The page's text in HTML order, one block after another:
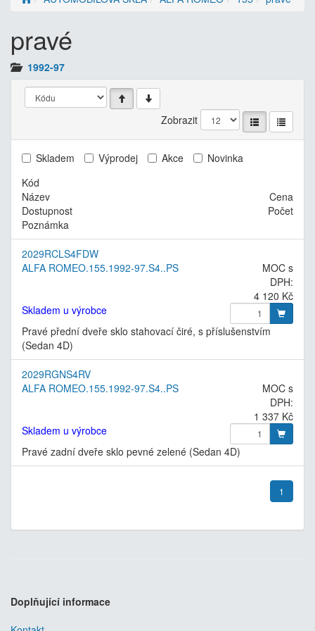
pravé
1992-97
Zobrazit
Skladem Výprodej Akce
Novinka
Kód
Název
Cena
Dostupnost
Počet
Poznámka
2029RCLS4FDW
ALFA ROMEO.155.1992-97.S4..PS
MOC s
DPH:
4 120 Kč
Skladem u výrobce
Pravé přední dveře sklo stahovací čiré, s příslušenstvím
(Sedan 4D)
2029RGNS4RV
ALFA ROMEO.155.1992-97.S4..PS
MOC s
DPH:
1 337 Kč
Skladem u výrobce
Pravé zadní dveře sklo pevné zelené (Sedan 4D)
1
Doplňující informace